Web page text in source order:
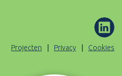
ons
Projecten Privacy Cookies